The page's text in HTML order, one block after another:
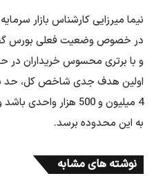
نیما میرزایی کارشناس بازار
در خصوص وضعیت فعلی بورس
و با برتری محسوس خریداران
اولین هدف جدی شاخص کل، حد
4 میلیون و 500 هزار
به این محدوده برسد.
نوشته های مشابه